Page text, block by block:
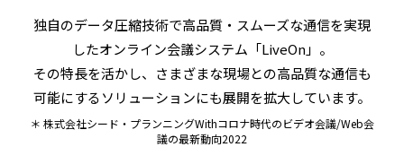
独自のデータ圧縮技術で高品質・スムーズな通信を実現
したオンライン会議システム「LiveOn」。
その特長を活かし、さまざまな現場との高品質な通信も
可能にするソリューションにも展開を拡大しています。
＊ 株式会社シード・プランニングWithコロナ時代のビデオ会議/Web会
議の最新動向2022